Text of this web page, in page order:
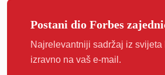
Postani dio Forbes
Najrelevantniji sadržaj iz svijeta
izravno na vaš e-mail.